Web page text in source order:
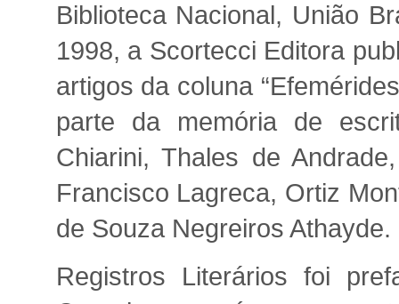
Biblioteca Nacional, União
1998, a Scortecci Editora
artigos da coluna
parte da memória de
Chiarini, Thales de
Francisco Lagreca, Ortiz
de Souza Negreiros Athayde.
Registros Literários foi